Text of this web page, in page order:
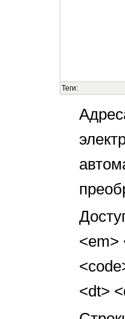
Теги:
<em>
<dt>